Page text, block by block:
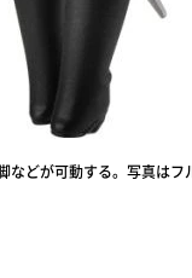
どが可動する。写真は